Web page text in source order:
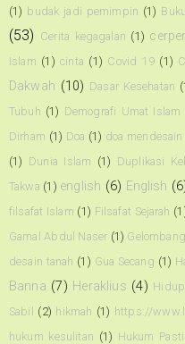
(1) budak jadi pemimpin (1)
(53) Cerita kegagalan (1)
Islam (1) cinta (1) Covid 19 (1)
Dakwah (10) Dasar Kesehatan
Tubuh (1) Demografi Umat Islam
Dirham (1) Doa (1) doa
(1) Dunia Islam (1) Duplikasi
Takwa (1) english (6) English
filsafat Islam (1) Filsafat Sejarah
Gamal Abdul Naser (1)
desain tanah (1) Gua Secang (1)
Banna (7) Heraklius (4)
Sabil
(2) hikmah (1) https://
hukum kesulitan (1) Hukum Pasti